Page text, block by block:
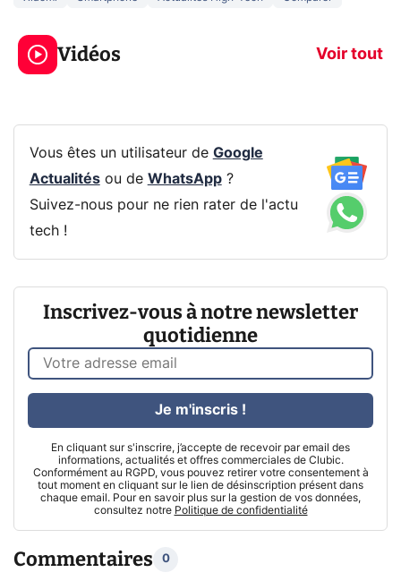
Vidéos Voir tout
5 générations de
jeux dans la
prochaine Xbox !
Ce que vous
navigation
Vous êtes un utilisateur de Google
Actualitésou de WhatsApp?
Suivez-nous pour ne rien rater de l'actu
tech !
Inscrivez-vous à notre newsletter
quotidienne
En cliquant sur s'inscrire, j’accepte de recevoir par email des
informations, actualités et offres commerciales de Clubic.
Conformément au RGPD, vous pouvez retirer votre consentement à
tout moment en cliquant sur le lien de désinscription présent dans
chaque email. Pour en savoir plus sur la gestion de vos données,
consultez notre Politique de confidentialité
Je m'inscris !
Commentaires 0